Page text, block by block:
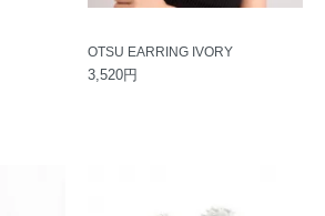
OTSU EARRING IVORY
3,520円